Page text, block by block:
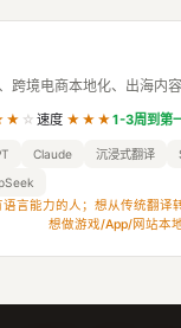
跨境电商本地化、出海内
☆ 速度 ★★★1-3周到第
Claude 沉浸式翻译
言能力的人；想从传统翻译
想做游戏/App/网站本